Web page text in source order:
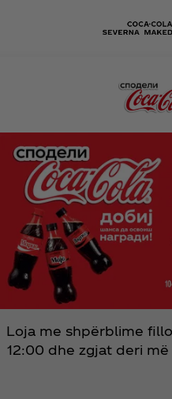
Loja me shpërblime
12:00 dhe zgjat deri më